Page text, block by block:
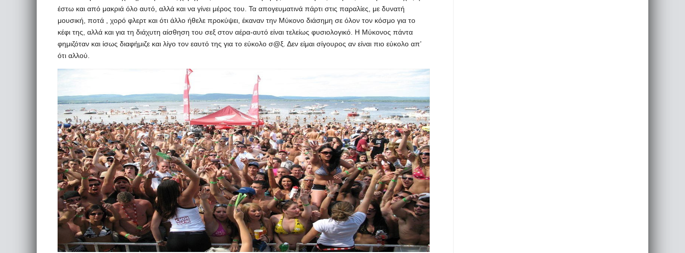
έστω και από μακριά όλο αυτό, αλλά και να γίνει μέρος του. Τα απογευματινά πάρτι στις παραλίες, με δυνατή
μουσική, ποτά , χορό φλερτ και ότι άλλο ήθελε προκύψει, έκαναν την Μύκονο διάσημη σε όλον τον κόσμο για το
κέφι της, αλλά και για τη διάχυτη αίσθηση του σεξ στον αέρα-αυτό είναι τελείως φυσιολογικό. Η Μύκονος πάντα
φημιζόταν και ίσως διαφήμιζε και λίγο τον εαυτό της για το εύκολο σ@ξ. Δεν είμαι σίγουρος αν είναι πιο εύκολο απ’
ότι αλλού.